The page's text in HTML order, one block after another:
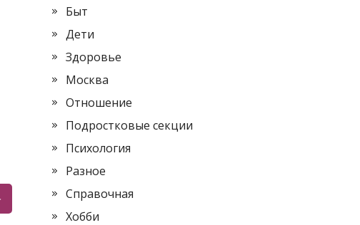
Быт
Дети
Здоровье
Москва
Отношение
Подростковые секции
Психология
Разное
Справочная
Хобби